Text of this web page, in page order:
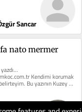
Sancar
nato mermer
yazdı…
Kendimi korumak
Bu yazının Kuzey
Örgütü NATO...